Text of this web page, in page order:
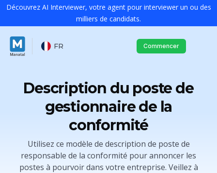
Découvrez AI Interviewer, votre agent pour interviewer un ou des
milliers de candidats.
FR Commencer
Description du poste de
gestionnaire de la
conformité
Utilisez ce modèle de description de poste de
responsable de la conformité pour annoncer les
postes à pourvoir dans votre entreprise. Veillez à